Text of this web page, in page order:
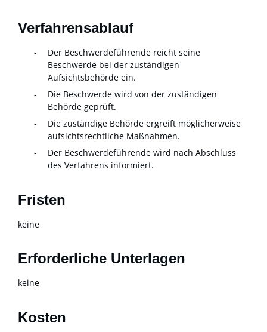
Verfahrensablauf
Der Beschwerdeführende reicht seine
Beschwerde bei der zuständigen
Aufsichtsbehörde ein.
Die Beschwerde wird von der zuständigen
Behörde geprüft.
Die zuständige Behörde ergreift möglicherweise
aufsichtsrechtliche Maßnahmen.
Der Beschwerdeführende wird nach Abschluss
des Verfahrens informiert.
Fristen
keine
Erforderliche Unterlagen
keine
Kosten